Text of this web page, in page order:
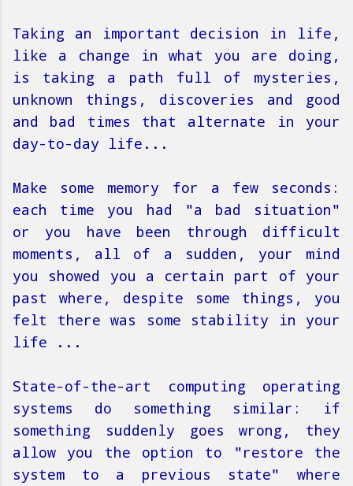
Taking an important decision in life,
like a change in what you are doing,
is taking a path full of mysteries,
unknown things, discoveries and good
and bad times that alternate in your
day-to-day life...
Make some memory for a few seconds:
each time you had "a bad situation"
or you have been through difficult
moments, all of a sudden, your mind
you showed you a certain part of your
past where, despite some things, you
felt there was some stability in your
life ...
State-of-the-art computing operating
systems do something similar: if
something suddenly goes wrong, they
allow you the option to "restore the
system to a previous state" where